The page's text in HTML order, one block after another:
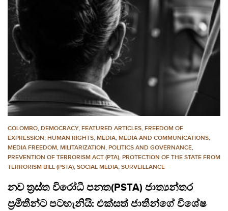
COLOMBO, DEMOCRACY, FEATURED ARTICLES, FREEDOM OF
EXPRESSION, HUMAN RIGHTS, MEDIA, MEDIA AND COMMUNICATIONS,
MEDIA FREEDOM, MILITARIZATION, POLITICS AND GOVERNANCE,
PREVENTION OF TERRORISM ACT (PTA), PROTECTION OF THE STATE FROM
TERRORISM BILL (PSTA), SOCIAL MEDIA, SURVEILLANCE
නව ත්‍රස්ත විරෝධී පනත(PSTA) ජාත්‍යන්තර
ප්‍රමිතීන්ට පටහැනියි: එක්සත් ජාතීන්ගේ විශේෂ